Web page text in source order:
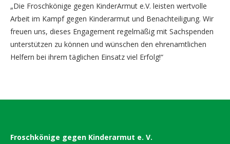
„Die Froschkönige gegen KinderArmut e.V. leisten wertvolle
Arbeit im Kampf gegen Kinderarmut und Benachteiligung. Wir
freuen uns, dieses Engagement regelmäßig mit Sachspenden
unterstützen zu können und wünschen den ehrenamtlichen
Helfern bei ihrem täglichen Einsatz viel Erfolg!“
Froschkönige gegen Kinderarmut e. V.